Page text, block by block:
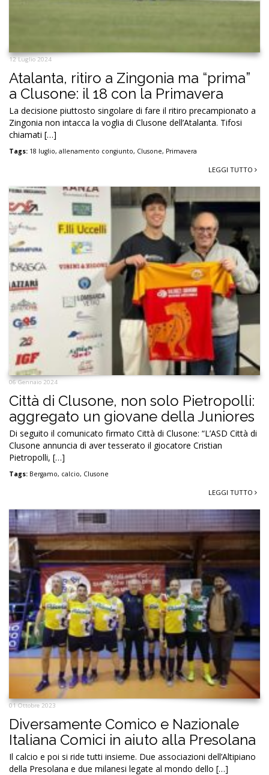
12 Luglio 2024
Atalanta, ritiro a Zingonia ma “prima”
a Clusone: il 18 con la Primavera
La decisione piuttosto singolare di fare il ritiro precampionato a
Zingonia non intacca la voglia di Clusone dell’Atalanta. Tifosi
chiamati […]
Tags: 18 luglio, allenamento congiunto, Clusone, Primavera
LEGGI TUTTO
06 Gennaio 2024
Città di Clusone, non solo Pietropolli:
aggregato un giovane della Juniores
Di seguito il comunicato firmato Città di Clusone: “L’ASD Città di
Clusone annuncia di aver tesserato il giocatore Cristian
Pietropolli, […]
Tags: Bergamo, calcio, Clusone
LEGGI TUTTO
01 Ottobre 2023
Diversamente Comico e Nazionale
Italiana Comici in aiuto alla Presolana
Il calcio e poi si ride tutti insieme. Due associazioni dell’Altipiano
della Presolana e due milanesi legate al mondo dello […]